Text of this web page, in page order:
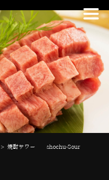
>焼酎サワー shochu-Sour